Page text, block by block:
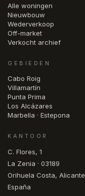
Alle woningen
Nieuwbouw
Wederverkoop
Off-market
Verkocht archief
GEBIEDEN
Cabo Roig
Villamartín
Punta Prima
Los Alcázares
Marbella · Estepona
KANTOOR
C. Flores, 1
La Zenia · 03189
Orihuela Costa, Alicante
España